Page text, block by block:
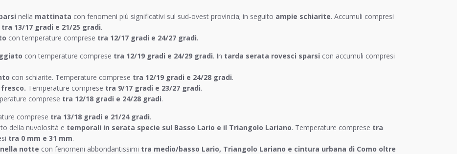
nella mattinata con fenomeni più significativi sul sud-ovest provincia; in seguito ampie schiarite. Accumuli compresi
tra 13/17 gradi e 21/25 gradi.
con temperature comprese tra 12/17 gradi e 24/27 gradi.
con temperature comprese tra 12/19 gradi e 24/29 gradi. In tarda serata rovesci sparsi con accumuli compresi
con schiarite. Temperature comprese tra 12/19 gradi e 24/28 gradi.
Temperature comprese tra 9/17 gradi e 23/27 gradi.
comprese tra 12/18 gradi e 24/28 gradi.
comprese tra 13/18 gradi e 21/24 gradi.
della nuvolosità e temporali in serata specie sul Basso Lario e il Triangolo Lariano. Temperature comprese tra
tra 0 mm e 31 mm.
notte con fenomeni abbondantissimi tra medio/basso Lario, Triangolo Lariano e cintura urbana di Como oltre